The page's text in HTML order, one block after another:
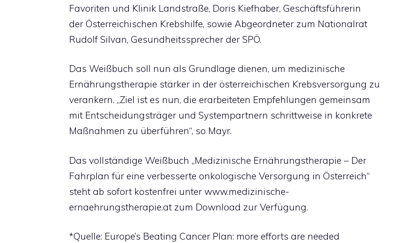
Favoriten und Klinik Landstraße, Doris Kiefhaber, Geschäftsführerin
der Österreichischen Krebshilfe, sowie Abgeordneter zum Nationalrat
Rudolf Silvan, Gesundheitssprecher der SPÖ.
Das Weißbuch soll nun als Grundlage dienen, um medizinische
Ernährungstherapie stärker in der österreichischen Krebsversorgung zu
verankern. „Ziel ist es nun, die erarbeiteten Empfehlungen gemeinsam
mit Entscheidungsträger und Systempartnern schrittweise in konkrete
Maßnahmen zu überführen“, so Mayr.
Das vollständige Weißbuch „Medizinische Ernährungstherapie – Der
Fahrplan für eine verbesserte onkologische Versorgung in Österreich“
steht ab sofort kostenfrei unter www.medizinische-
ernaehrungstherapie.at zum Download zur Verfügung.
*Quelle: Europe’s Beating Cancer Plan: more efforts are needed